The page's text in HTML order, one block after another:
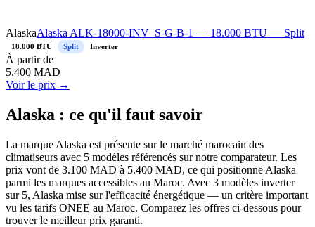
AlaskaAlaska ALK-18000-INV_S-G-B-1 — 18.000 BTU — Split
18.000 BTU Split Inverter
À partir de
5.400 MAD
Voir le prix →
Alaska : ce qu'il faut savoir
La marque Alaska est présente sur le marché marocain des
climatiseurs avec 5 modèles référencés sur notre comparateur. Les
prix vont de 3.100 MAD à 5.400 MAD, ce qui positionne Alaska
parmi les marques accessibles au Maroc. Avec 3 modèles inverter
sur 5, Alaska mise sur l'efficacité énergétique — un critère important
vu les tarifs ONEE au Maroc. Comparez les offres ci-dessous pour
trouver le meilleur prix garanti.